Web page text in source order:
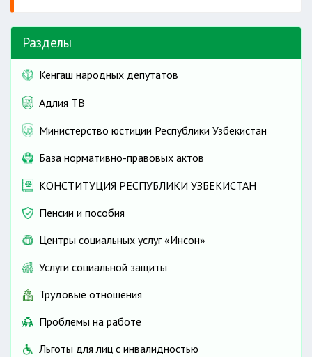
Разделы
Кенгаш народных депутатов
Адлия ТВ
Министерство юстиции Республики Узбекистан
База нормативно-правовых актов
КОНСТИТУЦИЯ РЕСПУБЛИКИ УЗБЕКИСТАН
Пенсии и пособия
Центры социальных услуг «Инсон»
Услуги социальной защиты
Трудовые отношения
Проблемы на работе
Льготы для лиц с инвалидностью